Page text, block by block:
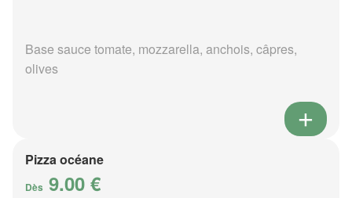
Base sauce tomate, mozzarella, anchois, câpres,
olives
Pizza océane
Dès 9.00 €